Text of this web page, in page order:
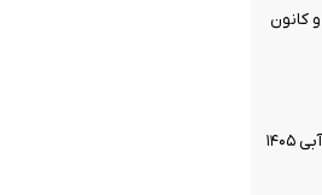
کانون
پارادوکس سدهای پر و دشت‌های تشنه؛ چرا آمار آبی ۱۴۰۵